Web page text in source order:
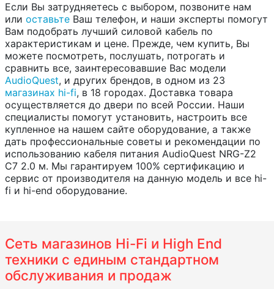
Если Вы затрудняетесь с выбором, позвоните нам
или оставьте Ваш телефон, и наши эксперты помогут
Вам подобрать лучший силовой кабель по
характеристикам и цене. Прежде, чем купить, Вы
можете посмотреть, послушать, потрогать и
сравнить все, заинтересовавшие Вас модели
AudioQuest, и других брендов, в одном из 23
магазинах hi-fi, в 18 городах. Доставка товара
осуществляется до двери по всей России. Наши
специалисты помогут установить, настроить все
купленное на нашем сайте оборудование, а также
дать профессиональные советы и рекомендации по
использованию кабеля питания AudioQuest NRG-Z2
C7 2.0 м. Мы гарантируем 100% сертификацию и
сервис от производителя на данную модель и все hi-
fi и hi-end оборудование.
Сеть магазинов Hi-Fi и High End
техники с единым стандартном
обслуживания и продаж